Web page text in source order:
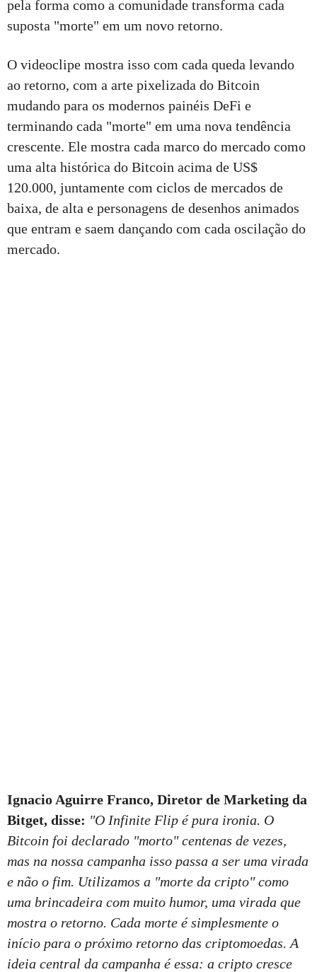
pela forma como a comunidade transforma cada
suposta "morte" em um novo retorno.
O videoclipe mostra isso com cada queda levando
ao retorno, com a arte pixelizada do Bitcoin
mudando para os modernos painéis DeFi e
terminando cada "morte" em uma nova tendência
crescente. Ele mostra cada marco do mercado como
uma alta histórica do Bitcoin acima de US$
120.000, juntamente com ciclos de mercados de
baixa, de alta e personagens de desenhos animados
que entram e saem dançando com cada oscilação do
mercado.
Ignacio Aguirre Franco, Diretor de Marketing da
Bitget, disse: "O Infinite Flip é pura ironia. O
Bitcoin foi declarado "morto" centenas de vezes,
mas na nossa campanha isso passa a ser uma virada
e não o fim. Utilizamos a "morte da cripto" como
uma brincadeira com muito humor, uma virada que
mostra o retorno. Cada morte é simplesmente o
início para o próximo retorno das criptomoedas. A
ideia central da campanha é essa: a cripto cresce